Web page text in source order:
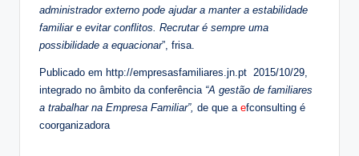
administrador externo pode ajudar a manter a estabilidade
familiar e evitar conflitos. Recrutar é sempre uma
possibilidade a equacionar”, frisa.
Publicado em http://empresasfamiliares.jn.pt 2015/10/29,
integrado no âmbito da conferência “A gestão de familiares
a trabalhar na Empresa Familiar”, de que a efconsulting é
coorganizadora